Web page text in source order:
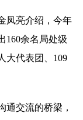
凤亮介绍，今年
160余名局处级
大代表团、109
通交流的桥梁，